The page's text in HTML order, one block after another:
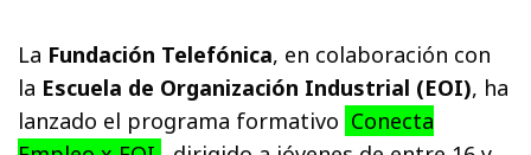
La Fundación Telefónica, en colaboración con
la Escuela de Organización Industrial (EOI), ha
lanzado el programa formativo Conecta